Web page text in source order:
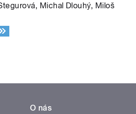
Michal Dlouhý, Miloš
O nás